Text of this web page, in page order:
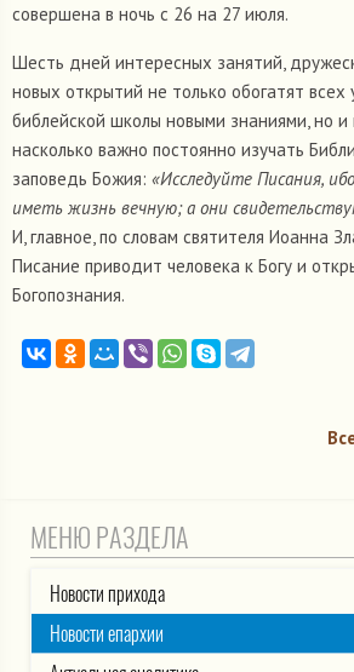
совершена в ночь с 26 на 27 июля.
Шесть дней интересных занятий,
новых открытий не только обогатят всех
библейской школы новыми знаниями, но и
насколько важно постоянно изучать
заповедь Божия: «Исследуйте Писания,
иметь жизнь вечную; а они
И, главное, по словам святителя Иоанна
Писание приводит человека к Богу и
Богопознания.
МЕНЮ РАЗДЕЛА
Новости прихода
Новости епархии